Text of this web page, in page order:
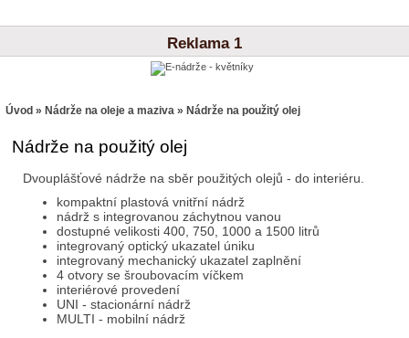
Reklama 1
Úvod » Nádrže na oleje a maziva » Nádrže na použitý olej
Nádrže na použitý olej
Dvouplášťové nádrže na sběr použitých olejů - do interiéru.
kompaktní plastová vnitřní nádrž
nádrž s integrovanou záchytnou vanou
dostupné velikosti 400, 750, 1000 a 1500 litrů
integrovaný optický ukazatel úniku
integrovaný mechanický ukazatel zaplnění
4 otvory se šroubovacím víčkem
interiérové provedení
UNI - stacionární nádrž
MULTI - mobilní nádrž